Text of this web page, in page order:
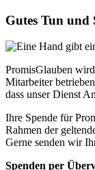
Gutes Tun und
PromisGlauben
Mitarbeiter
dass unser Dienst
Ihre Spende für
Rahmen der
Gerne senden wir
Spenden per